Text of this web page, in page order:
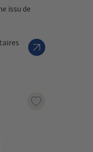
issu de
Marqueur le